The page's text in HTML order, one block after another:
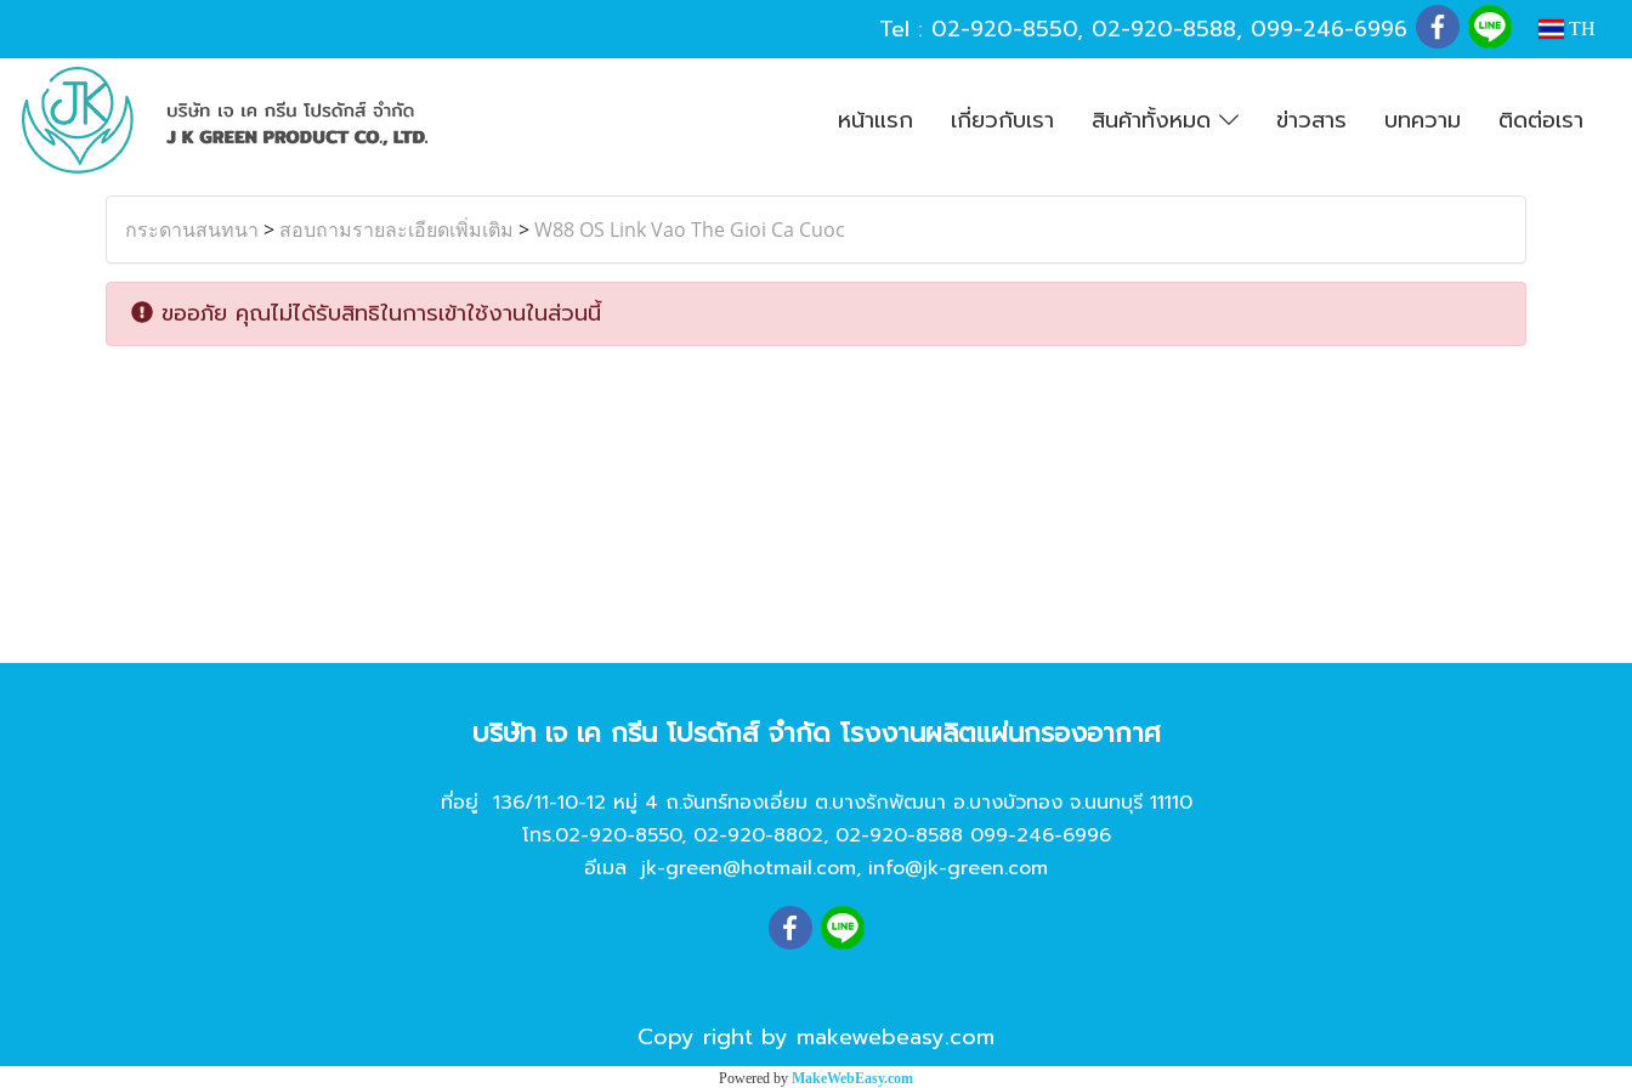
Tel : 02-920-8550, 02-920-8588, 099-246-6996 TH
หน้าแรก เกี่ยวกับเรา สินค้าทั้งหมด ข่าวสาร บทความ ติดต่อเรา
กระดานสนทนา > สอบถามรายละเอียดเพิ่มเติม >W88 OS Link Vao The Gioi Ca Cuoc
ขออภัย คุณไม่ได้รับสิทธิในการเข้าใช้งานในส่วนนี้
บริษัท เจ เค กรีน โปรดักส์ จํากัด โรงงานผลิตแผ่นกรองอากาศ
ที่อยู่ 136/11-10-12 หมู่ 4 ถ.จันทร์ทองเอี่ยม ต.บางรักพัฒนา อ.บางบัวทอง จ.นนทบุรี 11110
โทร.02-920-8550, 02-920-8802, 02-920-8588 099-246-6996
อีเมล jk-green@hotmail.com, info@jk-green.com
Copy right by makewebeasy.com
Powered by MakeWebEasy.com